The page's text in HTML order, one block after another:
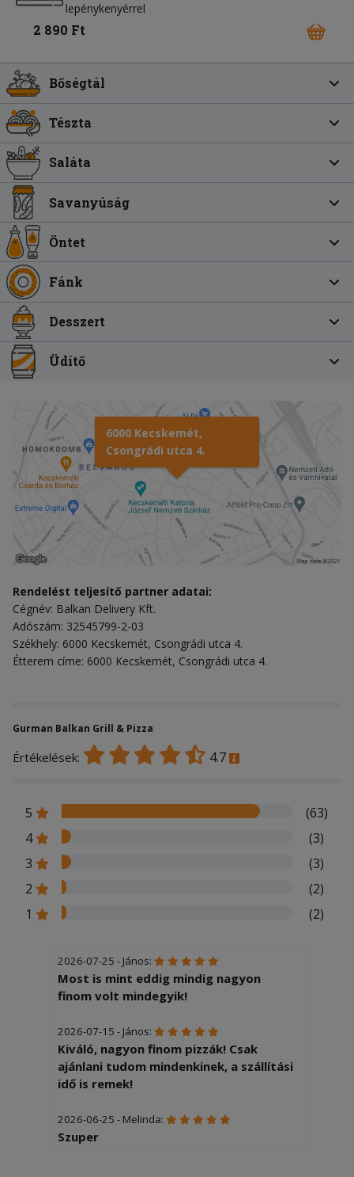
lepénykenyérrel
2 890 Ft
Bőségtál
Tészta
Saláta
Savanyúság
Öntet
Fánk
Desszert
Üdítő
6000 Kecskemét,
Csongrádi utca 4.
Rendelést teljesítő partner adatai:
Cégnév: Balkan Delivery Kft.
Adószám: 32545799-2-03
Székhely: 6000 Kecskemét, Csongrádi utca 4.
Étterem címe: 6000 Kecskemét, Csongrádi utca 4.
Gurman Balkan Grill & Pizza
Értékelések: 4.7
5
(63)
4
(3)
3
(3)
2
(2)
1
(2)
2026-07-25 - János:
Most is mint eddig mindig nagyon
finom volt mindegyik!
2026-07-15 - János:
Kiváló, nagyon finom pizzák! Csak
ajánlani tudom mindenkinek, a szállítási
idő is remek!
2026-06-25 - Melinda:
Szuper